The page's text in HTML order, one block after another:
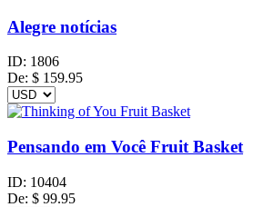
Alegre notícias
ID: 1806
De: $ 159.95
Pensando em Você Fruit Basket
ID: 10404
De: $ 99.95